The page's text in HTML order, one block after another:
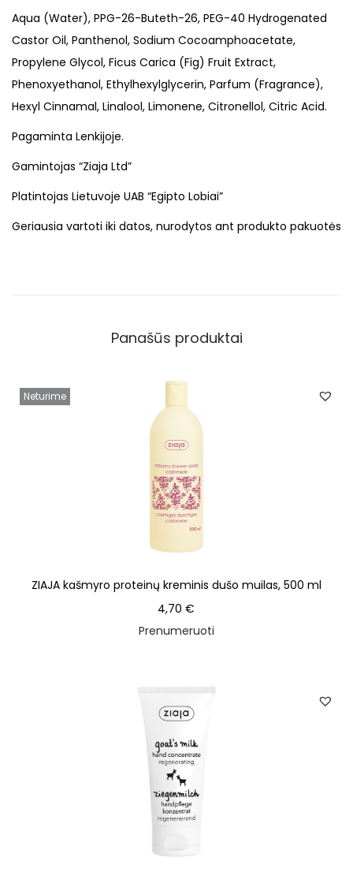
Aqua (Water), PPG-26-Buteth-26, PEG-40 Hydrogenated
Castor Oil, Panthenol, Sodium Cocoamphoacetate,
Propylene Glycol, Ficus Carica (Fig) Fruit Extract,
Phenoxyethanol, Ethylhexylglycerin, Parfum (Fragrance),
Hexyl Cinnamal, Linalool, Limonene, Citronellol, Citric Acid.
Pagaminta Lenkijoje.
Gamintojas “Ziaja Ltd”
Platintojas Lietuvoje UAB “Egipto Lobiai”
Geriausia vartoti iki datos, nurodytos ant produkto pakuotės
Panašūs produktai
Neturime
ZIAJA kašmyro proteinų kreminis dušo muilas, 500 ml
4,70€
Prenumeruoti